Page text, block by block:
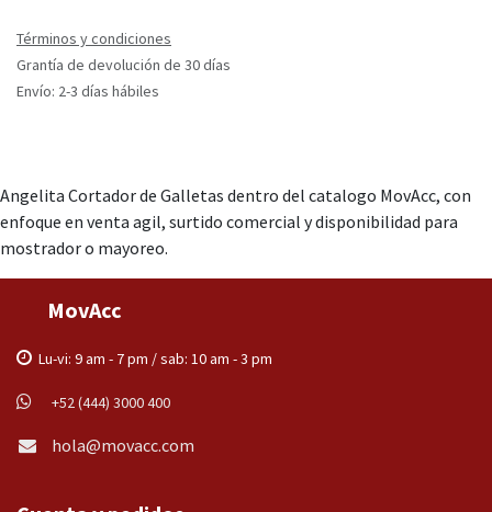
Términos y condiciones
Grantía de devolución de 30 días
Envío: 2-3 días hábiles
Angelita Cortador de Galletas dentro del catalogo MovAcc, con
enfoque en venta agil, surtido comercial y disponibilidad para
mostrador o mayoreo.
MovAcc
Lu-vi: 9 am - 7 pm / sab: 10 am - 3 pm
+52 (444) 3000 400
hola@movacc.com